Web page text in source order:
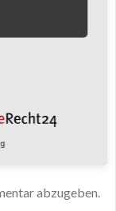
__404__
abzugeben.